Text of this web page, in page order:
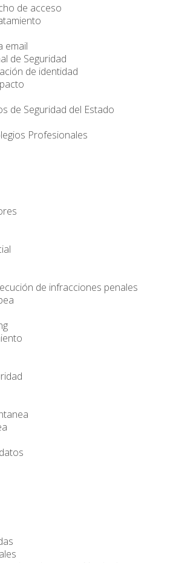
de acceso
email
de Seguridad
de identidad
de Seguridad del Estado
Profesionales
de infracciones penales